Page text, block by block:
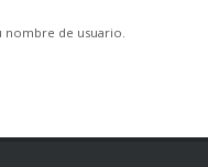
nombre de usuario.